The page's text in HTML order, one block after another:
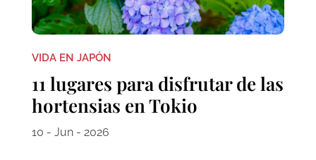
VIDA EN JAPÓN
11 lugares para disfrutar de las
hortensias en Tokio
10 - Jun - 2026